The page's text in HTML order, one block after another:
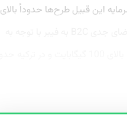
بازگشت سرمایه این قبیل طرح‌ها حدوداً بالای